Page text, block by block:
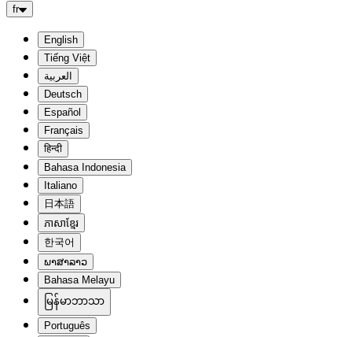
fr
English
Tiếng Việt
العربية
Deutsch
Español
Français
हिन्दी
Bahasa Indonesia
Italiano
日本語
ភាសាខ្មែរ
한국어
ພາສາລາວ
Bahasa Melayu
မြန်မာဘာသာ
Português